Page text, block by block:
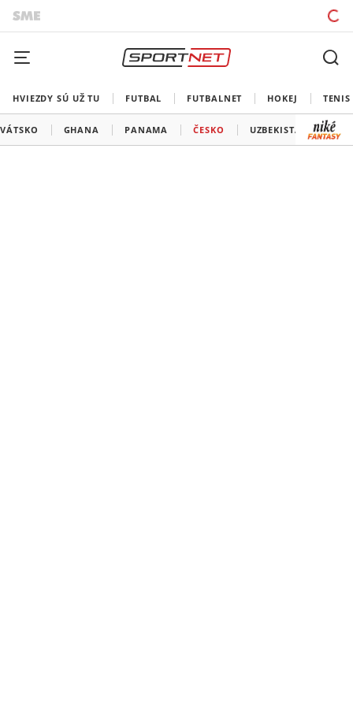
HVIEZDY SÚ UŽ TU FUTBAL FUTBALNET HOKEJ TENIS
GHANA PANAMA ČESKO UZBEKISTAN